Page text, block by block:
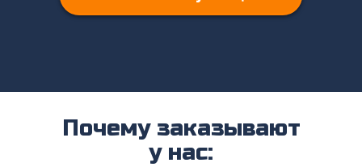
Почему заказывают
у нас: